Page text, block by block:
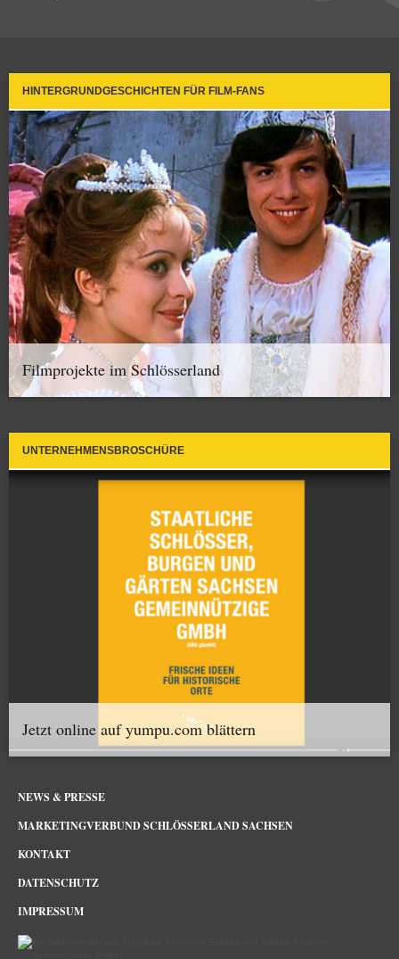
HINTERGRUNDGESCHICHTEN FÜR FILM-FANS
Filmprojekte im Schlösserland
UNTERNEHMENSBROSCHÜRE
Jetzt online auf yumpu.com blättern
NEWS & PRESSE
MARKETINGVERBUND SCHLÖSSERLAND SACHSEN
KONTAKT
DATENSCHUTZ
IMPRESSUM